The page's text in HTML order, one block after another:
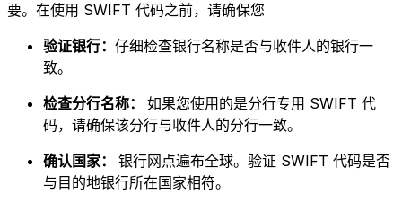
要。在使用 SWIFT 代码之前，请确保您
验证银行： 仔细检查银行名称是否与收件人的银行一
致。
检查分行名称： 如果您使用的是分行专用 SWIFT 代
码，请确保该分行与收件人的分行一致。
确认国家： 银行网点遍布全球。验证 SWIFT 代码是否
与目的地银行所在国家相符。